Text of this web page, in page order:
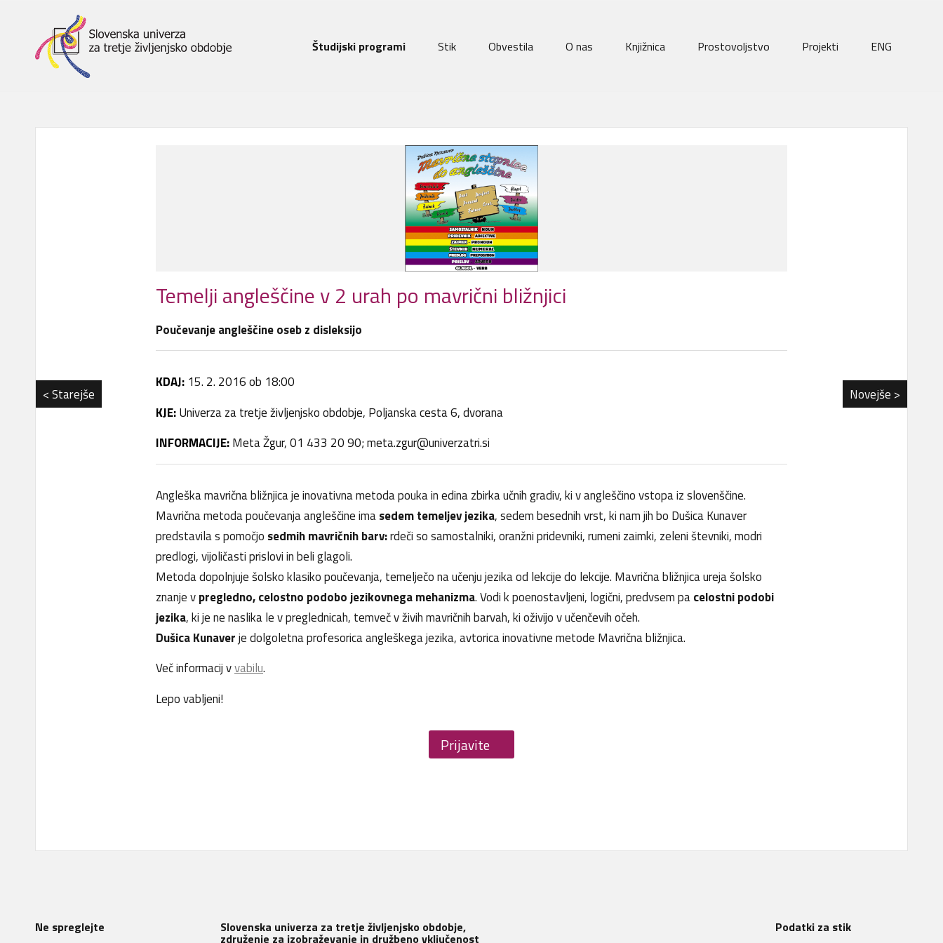
Študijski programi Stik Obvestila O nas Knjižnica Prostovoljstvo Projekti ENG
Temelji angleščine v 2 urah po mavrični bližnjici
Poučevanje angleščine oseb z disleksijo
KDAJ: 15. 2. 2016 ob 18:00
KJE:Univerza za tretje življenjsko obdobje, Poljanska cesta 6, dvorana
INFORMACIJE:Meta Žgur, 01 433 20 90; meta.zgur@univerzatri.si
Angleška mavrična bližnjica je inovativna metoda pouka in edina zbirka učnih gradiv, ki v angleščino vstopa iz slovenščine.
Mavrična metoda poučevanja angleščine imasedem temeljev jezika, sedem besednih vrst, ki nam jih bo Dušica Kunaver
predstavila s pomočjo sedmih mavričnih barv:rdeči so samostalniki, oranžni pridevniki, rumeni zaimki, zeleni števniki, modri
predlogi, vijoličasti prislovi in beli glagoli.
Metoda dopolnjuje šolsko klasiko poučevanja, temelječo na učenju jezika od lekcije do lekcije. Mavrična bližnjica ureja šolsko
znanje vpregledno, celostno podobo jezikovnega mehanizma. Vodi k poenostavljeni, logični, predvsem pacelostni podobi
jezika, ki je ne naslika le v preglednicah, temveč v živih mavričnih barvah, ki oživijo v učenčevih očeh.
Dušica Kunaverje dolgoletna profesorica angleškega jezika, avtorica inovativne metode Mavrična bližnjica.
Več informacij vvabilu.
Lepo vabljeni!
< Starejše Novejše >
Prijavite
se
Ne spreglejte Slovenska univerza za tretje življenjsko obdobje,
združenje za izobraževanje in družbeno vključenost
Podatki za stik